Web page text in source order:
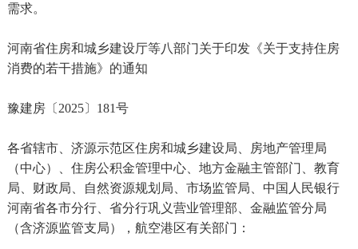
需求。
河南省住房和城乡建设厅等八部门关于印发《关于支持住房
消费的若干措施》的通知
豫建房〔2025〕181号
各省辖市、济源示范区住房和城乡建设局、房地产管理局
（中心）、住房公积金管理中心、地方金融主管部门、教育
局、财政局、自然资源规划局、市场监管局、中国人民银行
河南省各市分行、省分行巩义营业管理部、金融监管分局
（含济源监管支局），航空港区有关部门：